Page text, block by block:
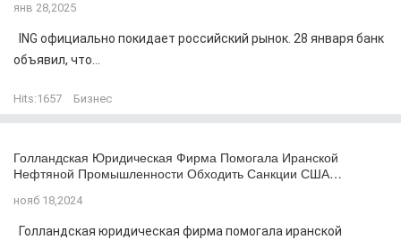
янв 28,2025
ING официально покидает российский рынок. 28 января банк
объявил, что...
Hits:1657 Бизнес
Голландская Юридическая Фирма Помогала Иранской
Нефтяной Промышленности Обходить Санкции США…
нояб 18,2024
Голландская юридическая фирма помогала иранской